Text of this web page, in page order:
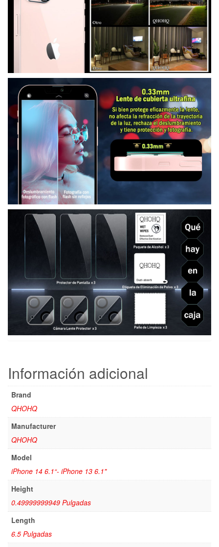
Información adicional
Brand
QHOHQ
Manufacturer
QHOHQ
Model
iPhone 14 6.1“- iPhone 13 6.1"
Height
0.49999999949 Pulgadas
Length
6.5 Pulgadas